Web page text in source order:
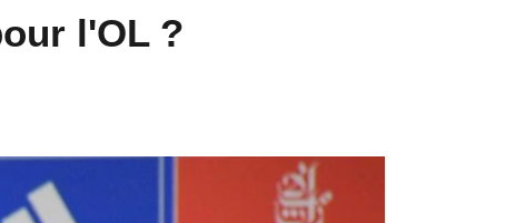
l'OL ?